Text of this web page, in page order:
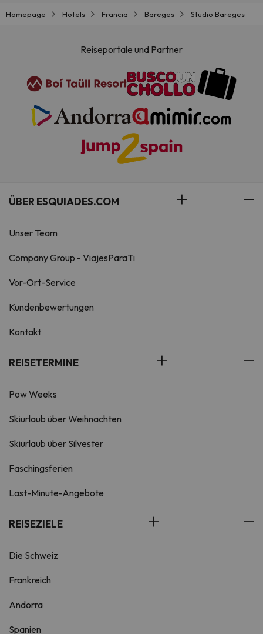
Homepage Hotels Francia Bareges Studio Bareges
Reiseportale und Partner
ÜBER ESQUIADES.COM
Unser Team
Company Group - ViajesParaTi
Vor-Ort-Service
Kundenbewertungen
Kontakt
REISETERMINE
Pow Weeks
Skiurlaub über Weihnachten
Skiurlaub über Silvester
Faschingsferien
Last-Minute-Angebote
REISEZIELE
Die Schweiz
Frankreich
Andorra
Spanien